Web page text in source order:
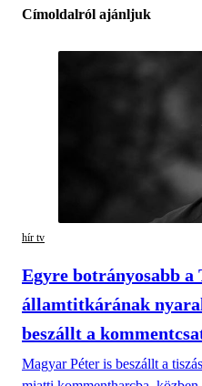
Címoldalról ajánljuk
hír tv
Egyre botrányosabb
államtitkárának
beszállt a
Magyar Péter is beszállt a